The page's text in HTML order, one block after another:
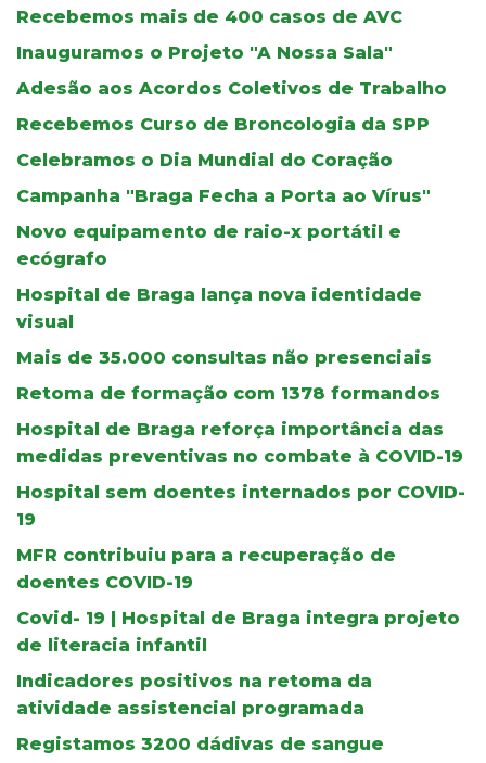
Recebemos mais de 400 casos de AVC
Inauguramos o Projeto "A Nossa Sala"
Adesão aos Acordos Coletivos de Trabalho
Recebemos Curso de Broncologia da SPP
Celebramos o Dia Mundial do Coração
Campanha "Braga Fecha a Porta ao Vírus"
Novo equipamento de raio-x portátil e
ecógrafo
Hospital de Braga lança nova identidade
visual
Mais de 35.000 consultas não presenciais
Retoma de formação com 1378 formandos
Hospital de Braga reforça importância das
medidas preventivas no combate à COVID-19
Hospital sem doentes internados por COVID-
19
MFR contribuiu para a recuperação de
doentes COVID-19
Covid- 19 | Hospital de Braga integra projeto
de literacia infantil
Indicadores positivos na retoma da
atividade assistencial programada
Registamos 3200 dádivas de sangue